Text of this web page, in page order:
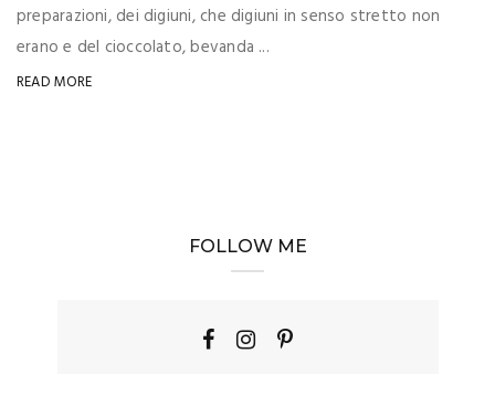
preparazioni, dei digiuni, che digiuni in senso stretto non
erano e del cioccolato, bevanda ...
READ MORE
FOLLOW ME